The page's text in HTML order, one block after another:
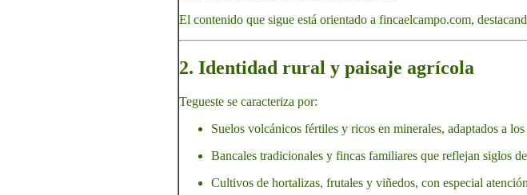
El contenido que sigue está orientado a fincaelcampo.com,
2. Identidad rural y paisaje agrícola
Tegueste se caracteriza por:
Suelos volcánicos fértiles y ricos en minerales, adaptados a
Bancales tradicionales y fincas familiares que reflejan siglos
Cultivos de hortalizas, frutales y viñedos, con especial